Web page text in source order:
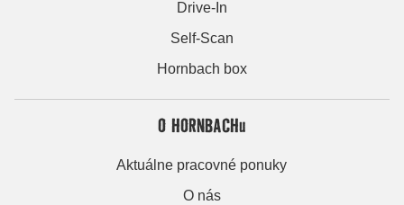
Drive-In
Self-Scan
Hornbach box
O HORNBACHu
Aktuálne pracovné ponuky
O nás